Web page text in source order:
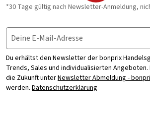
*30 Tage gültig nach Newsletter-Anmeldung,
Deine E-Mail-Adresse
Du erhältst den Newsletter der bonprix
Trends, Sales und individualisierten
die Zukunft unterNewsletter Abmeldung -
werden. Datenschutzerklärung